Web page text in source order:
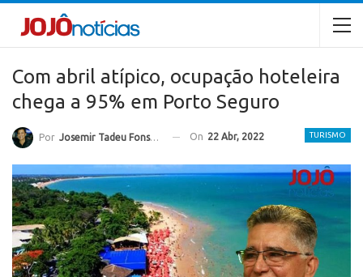
Com abril atípico, ocupação hoteleira
chega a 95% em Porto Seguro
TURISMO
Por Josemir Tadeu Fonseca On 22 Abr, 2022